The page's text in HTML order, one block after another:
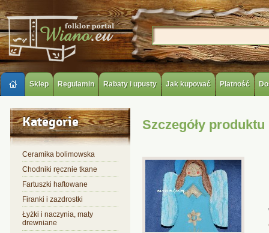
Sklep Regulamin Rabaty i upusty Jak kupować Płatność
Kategorie
Ceramika bolimowska
Chodniki ręcznie tkane
Fartuszki haftowane
Firanki i zazdrostki
Łyżki i naczynia, maty
drewniane
Szczegóły produktu